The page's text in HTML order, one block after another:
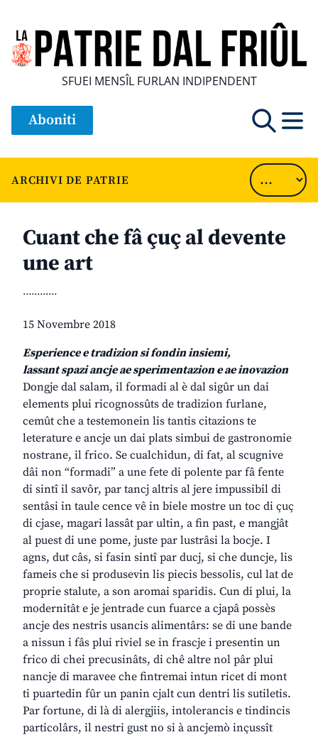
SFUEI MENSÎL FURLAN INDIPENDENT
Aboniti
ARCHIVI DE PATRIE
Cuant che fâ çuç al devente
une art
............
15 Novembre 2018
Esperience e tradizion si fondin insiemi,
lassant spazi ancje ae sperimentazion e ae inovazion
Dongje dal salam, il formadi al è dal sigûr un dai
elements plui ricognossûts de tradizion furlane,
cemût che a testemonein lis tantis citazions te
leterature e ancje un dai plats simbui de gastronomie
nostrane, il frico. Se cualchidun, di fat, al scugnive
dâi non “formadi” a une fete di polente par fâ fente
di sintî il savôr, par tancj altris al jere impussibil di
sentâsi in taule cence vê in biele mostre un toc di çuç
di cjase, magari lassât par ultin, a fin past, e mangjât
al puest di une pome, juste par lustrâsi la bocje. I
agns, dut câs, si fasin sintî par ducj, si che duncje, lis
fameis che si produsevin lis piecis bessolis, cul lat de
proprie stalute, a son aromai sparidis. Cun di plui, la
modernitât e je jentrade cun fuarce a cjapâ possès
ancje des nestris usancis alimentârs: se di une bande
a nissun i fâs plui riviel se in frascje i presentin un
frico di chei precusinâts, di chê altre nol pâr plui
nancje di maravee che fintremai intun ricet di mont
ti puartedin fûr un panin cjalt cun dentri lis sutiletis.
Par fortune, di là di alergjiis, intolerancis e tindincis
particolârs, il nestri gust no si à ancjemò inçussît